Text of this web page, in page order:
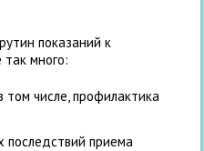
показаний к
много:
том числе, профилактика
последствий приема